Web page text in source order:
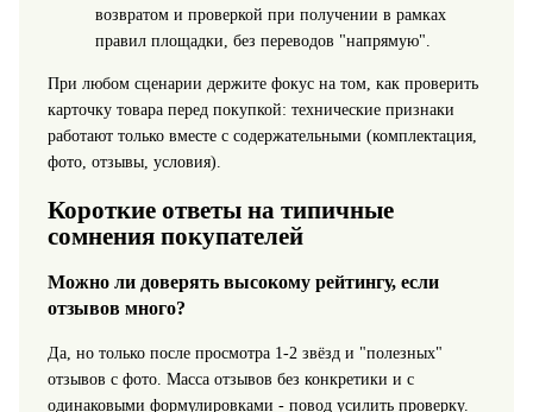
возвратом и проверкой при получении в рамках
правил площадки, без переводов "напрямую".
При любом сценарии держите фокус на том, как проверить
карточку товара перед покупкой: технические признаки
работают только вместе с содержательными (комплектация,
фото, отзывы, условия).
Короткие ответы на типичные
сомнения покупателей
Можно ли доверять высокому рейтингу, если
отзывов много?
Да, но только после просмотра 1-2 звёзд и "полезных"
отзывов с фото. Масса отзывов без конкретики и с
одинаковыми формулировками - повод усилить проверку.